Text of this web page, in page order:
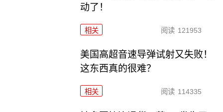
动了！
相关 阅读 121953
美国高超音速导弹试射又失败！
这东西真的很难？
相关 阅读 114335